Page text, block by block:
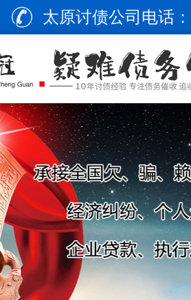
太原讨债公司电话：